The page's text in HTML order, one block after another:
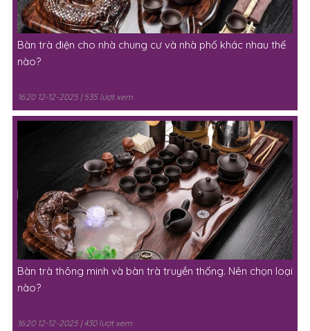
Bàn trà điện cho nhà chung cư và nhà phố khác nhau thế
nào?
16:20 12-12-2025 | 535 lượt xem
Bàn trà thông minh và bàn trà truyền thống. Nên chọn loại
nào?
16:20 12-12-2025 | 430 lượt xem